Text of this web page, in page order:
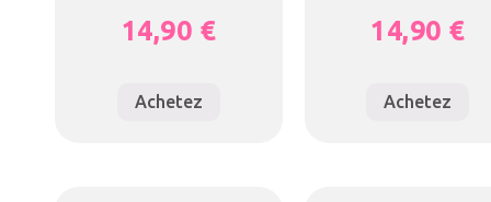
14,90 €
Achetez
14,90 €
Achetez